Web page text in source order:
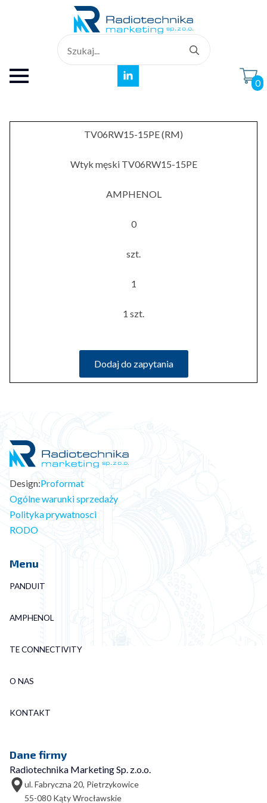
for:
0
TV06RW15-15PE (RM)
Wtyk męski TV06RW15-15PE
AMPHENOL
0
szt.
1
1 szt.
Dodaj do zapytania
Design:Proformat
Ogólne warunki sprzedaży
Polityka prywatnosci
RODO
Menu
PANDUIT
AMPHENOL
TE CONNECTIVITY
O NAS
KONTAKT
Dane firmy
Radiotechnika Marketing Sp. z.o.o.
ul. Fabryczna 20, Pietrzykowice
55-080 Kąty Wrocławskie